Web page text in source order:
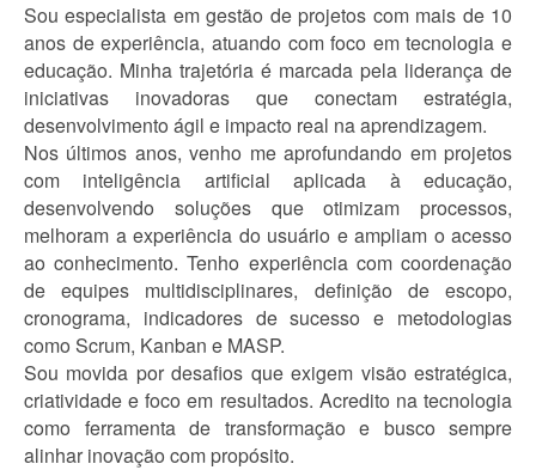
Sou especialista em gestão de projetos com mais de 10
anos de experiência, atuando com foco em tecnologia e
educação. Minha trajetória é marcada pela liderança de
iniciativas inovadoras que conectam estratégia,
desenvolvimento ágil e impacto real na aprendizagem.
Nos últimos anos, venho me aprofundando em projetos
com inteligência artificial aplicada à educação,
desenvolvendo soluções que otimizam processos,
melhoram a experiência do usuário e ampliam o acesso
ao conhecimento. Tenho experiência com coordenação
de equipes multidisciplinares, definição de escopo,
cronograma, indicadores de sucesso e metodologias
como Scrum, Kanban e MASP.
Sou movida por desafios que exigem visão estratégica,
criatividade e foco em resultados. Acredito na tecnologia
como ferramenta de transformação e busco sempre
alinhar inovação com propósito.